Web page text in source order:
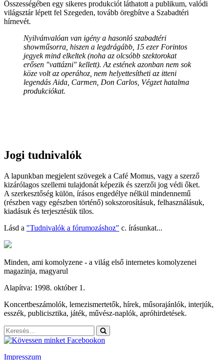
Összességében egy sikeres produkciót láthatott a publikum, valódi
világsztár lépett fel Szegeden, tovább öregbítve a Szabadtéri
hírnevét.
Nyilvánvalóan van igény a hasonló szabadtéri
showműsorra, hiszen a legdrágább, 15 ezer Forintos
jegyek mind elkeltek (noha az olcsóbb szektorokat
erősen "vattázni" kellett). Az estének azonban nem sok
köze volt az operához, nem helyettesítheti az itteni
legendás Aida, Carmen, Don Carlos, Végzet hatalma
produkciókat.
Jogi tudnivalók
A lapunkban megjelent szövegek a Café Momus, vagy a szerző
kizárólagos szellemi tulajdonát képezik és szerzői jog védi őket.
A szerkesztőség külön, írásos engedélye nélkül mindennemű
(részben vagy egészben történő) sokszorosításuk, felhasználásuk,
kiadásuk és terjesztésük tilos.
Lásd a "Tudnivalók a fórumozáshoz" c. írásunkat...
Minden, ami komolyzene - a világ első internetes komolyzenei
magazinja, magyarul
Alapítva: 1998. október 1.
Koncertbeszámolók, lemezismertetők, hírek, műsorajánlók, interjúk,
esszék, publicisztika, játék, művész-naplók, apróhirdetések.
Impresszum